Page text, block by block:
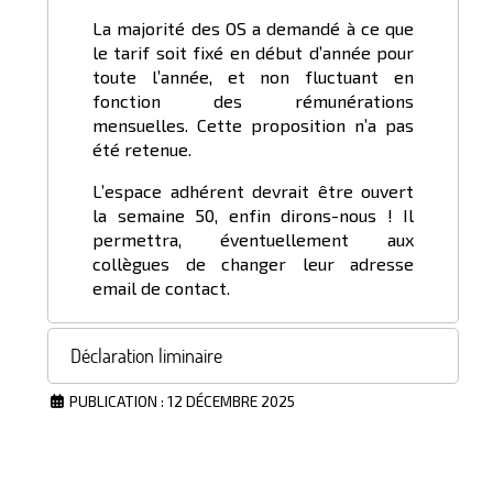
La majorité des OS a demandé à ce que
le tarif soit fixé en début d’année pour
toute l’année, et non fluctuant en
fonction des rémunérations
mensuelles. Cette proposition n’a pas
été retenue.
L’espace adhérent devrait être ouvert
la semaine 50, enfin dirons-nous ! Il
permettra, éventuellement aux
collègues de changer leur adresse
email de contact.
Déclaration liminaire
PUBLICATION : 12 DÉCEMBRE 2025